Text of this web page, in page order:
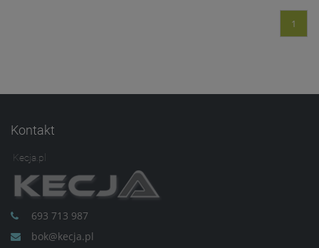
1
Kontakt
Kecja.pl
693 713 987
bok@kecja.pl